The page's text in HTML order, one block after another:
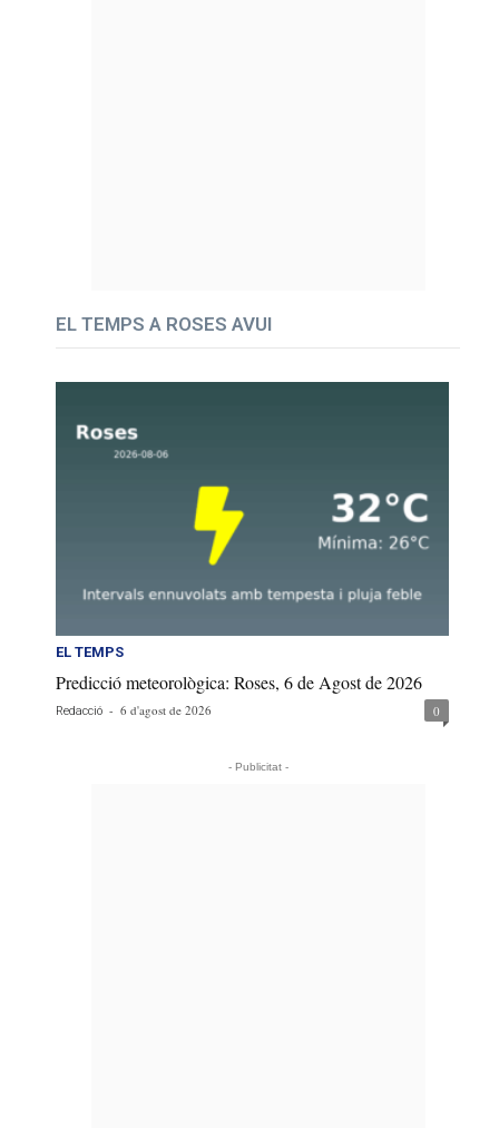
EL TEMPS A ROSES AVUI
EL TEMPS
Predicció meteorològica: Roses, 6 de Agost de 2026
Redacció - 6 d'agost de 2026 0
- Publicitat -